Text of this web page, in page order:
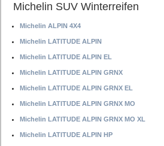
Michelin SUV Winterreifen
Michelin ALPIN 4X4
Michelin LATITUDE ALPIN
Michelin LATITUDE ALPIN EL
Michelin LATITUDE ALPIN GRNX
Michelin LATITUDE ALPIN GRNX EL
Michelin LATITUDE ALPIN GRNX MO
Michelin LATITUDE ALPIN GRNX MO XL
Michelin LATITUDE ALPIN HP